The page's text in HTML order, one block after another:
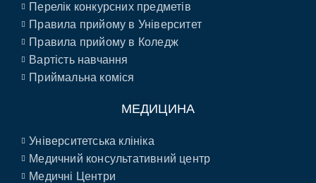
Перелік конкурсних предметів
Правила прийому в Університет
Правила прийому в Коледж
Вартість навчання
Приймальна коміся
МЕДИЦИНА
Університетська клініка
Медичний консультативний центр
Медичні Центри